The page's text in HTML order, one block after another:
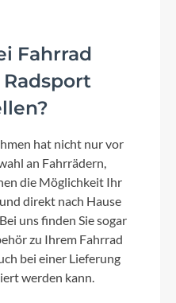
Fahrrad
Radsport
hat nicht nur vor
an Fahrrädern,
die Möglichkeit Ihr
direkt nach Hause
uns finden Sie sogar
zu Ihrem Fahrrad
bei einer Lieferung
werden kann.